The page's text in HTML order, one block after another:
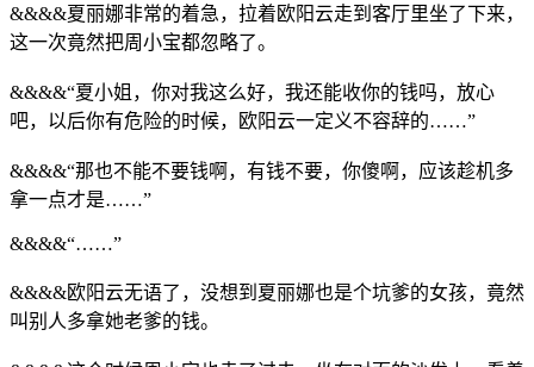
&&&&夏丽娜非常的着急，拉着欧阳云走到客厅里坐了下来，
这一次竟然把周小宝都忽略了。
&&&&“夏小姐，你对我这么好，我还能收你的钱吗，放心
吧，以后你有危险的时候，欧阳云一定义不容辞的……”
&&&&“那也不能不要钱啊，有钱不要，你傻啊，应该趁机多
拿一点才是……”
&&&&“……”
&&&&欧阳云无语了，没想到夏丽娜也是个坑爹的女孩，竟然
叫别人多拿她老爹的钱。